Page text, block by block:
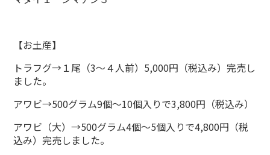
【お土産】
トラフグ→１尾（3～４人前）5,000円（税込み）完売し
ました。
アワビ→500グラム9個～10個入りで3,800円（税込み）
アワビ（大）→500グラム4個～5個入りで4,800円（税
込み）完売しました。